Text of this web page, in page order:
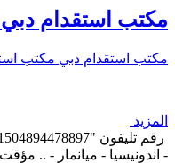
مكتب استقدام دبي |
مكتب استقدام دبي مكتب
المزيد
- اندونيسيا - ميانمار - ..